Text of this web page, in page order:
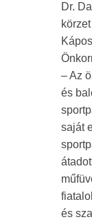
Dr.
– Az
és
saját
és